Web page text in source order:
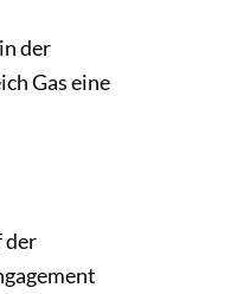
der
Gas eine
der